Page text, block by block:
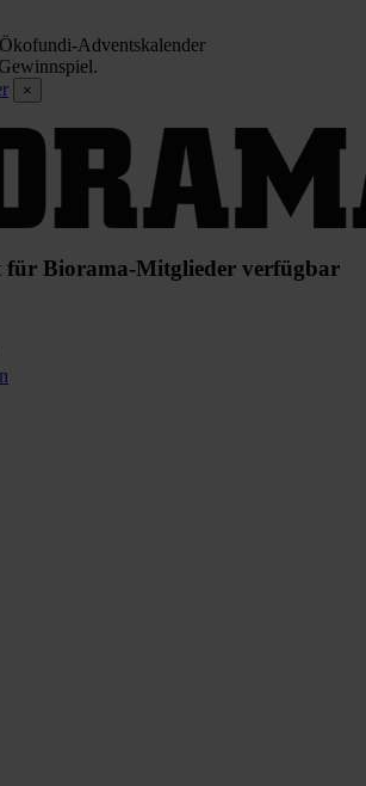
Ökofundi-Adventskalender
×
für Biorama-Mitglieder verfügbar